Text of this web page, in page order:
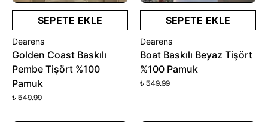
SEPETE EKLE
Dearens
Golden Coast Baskılı
Pembe Tişört %100
Pamuk
₺ 549.99
SEPETE EKLE
Dearens
Boat Baskılı Beyaz Tişört
%100 Pamuk
₺ 549.99